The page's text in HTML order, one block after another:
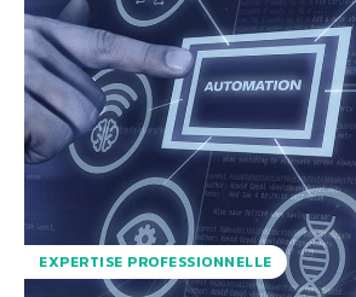
EXPERTISE PROFESSIONNELLE